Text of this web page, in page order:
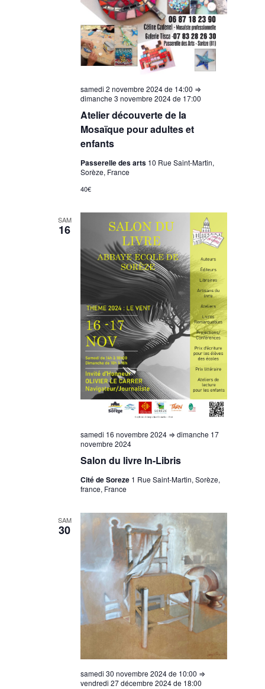
Atelier découverte de la
Mosaïque pour adultes et
enfants
samedi 2 novembre 2024 de 14:00 ⇒
dimanche 3 novembre 2024 de 17:00
Passerelle des arts 10 Rue Saint-Martin,
Sorèze, France
40€
SAM
16
Salon du livre In-Libris
samedi 16 novembre 2024 ⇒dimanche 17
novembre 2024
Cité de Soreze 1 Rue Saint-Martin, Sorèze,
france, France
SAM
30
samedi 30 novembre 2024 de 10:00 ⇒
vendredi 27 décembre 2024 de 18:00